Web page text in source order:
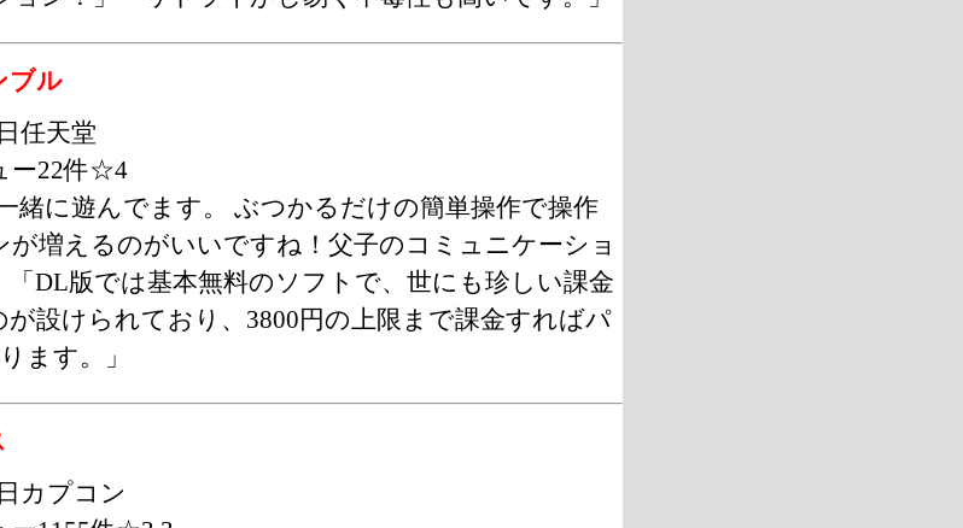
ブル
任天堂
ー22件☆4
緒に遊んでます。 ぶつかるだけの簡単操作で操作
が増えるのがいいですね！父子のコミュニケーショ
「DL版では基本無料のソフトで、世にも珍しい課金
が設けられており、3800円の上限まで課金すればパ
ます。」
カプコン